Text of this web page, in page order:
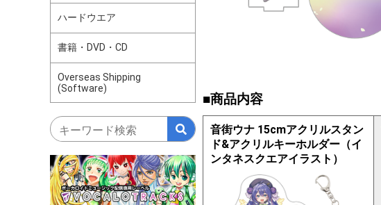
ハードウエア
書籍・DVD・CD
Overseas Shipping
(Software)
■商品内容
音街ウナ 15cmアクリルスタン
ド&アクリルキーホルダー（イ
ンタネスクエアイラスト）